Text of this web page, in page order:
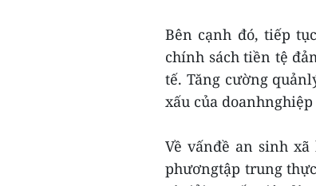
Bên cạnh đó, tiếp
chính sách tiền tệ
tế. Tăng cường
xấu của
Về vấnđề an sinh
phươngtập trung